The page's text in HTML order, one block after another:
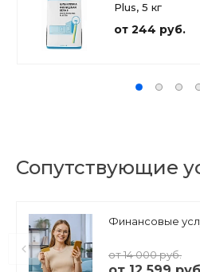
Plus, 5 кг
от 244 руб.
Сопутствующие
Финансовые
от 14 000 руб.